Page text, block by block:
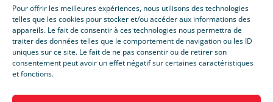
Pour offrir les meilleures expériences, nous utilisons des technologies
telles que les cookies pour stocker et/ou accéder aux informations des
appareils. Le fait de consentir à ces technologies nous permettra de
traiter des données telles que le comportement de navigation ou les ID
uniques sur ce site. Le fait de ne pas consentir ou de retirer son
consentement peut avoir un effet négatif sur certaines caractéristiques
et fonctions.